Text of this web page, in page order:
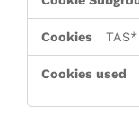
TAS*